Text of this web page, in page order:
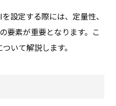
設定する際には、定量性、
要素が重要となります。こ
いて解説します。